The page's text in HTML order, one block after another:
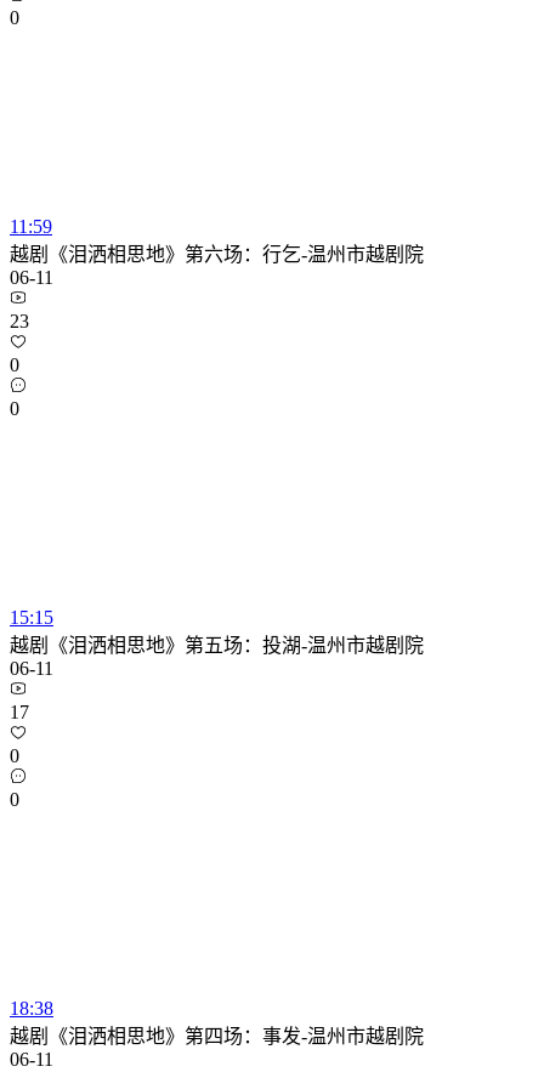
0
11:59
越剧《泪洒相思地》第六场：行乞-温州市越剧院
06-11
23
0
0
15:15
越剧《泪洒相思地》第五场：投湖-温州市越剧院
06-11
17
0
0
18:38
越剧《泪洒相思地》第四场：事发-温州市越剧院
06-11